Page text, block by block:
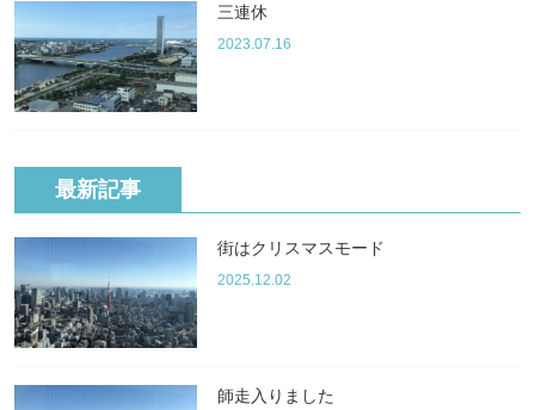
三連休
2023.07.16
最新記事
街はクリスマスモード
2025.12.02
師走入りました